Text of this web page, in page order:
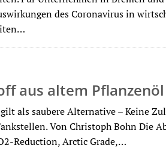
des Coronavirus in
aus altem Pflanzenöl
als saubere Alternative – Keine
Von Christoph Bohn Die
Reduction, Arctic Grade,…